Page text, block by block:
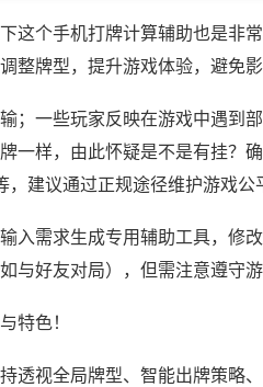
这个手机打牌计算辅助也是非
整牌型，提升游戏体验，避免影
；一些玩家反映在游戏中遇到
一样，由此怀疑是不是有挂？
建议通过正规途径维护游戏公
入需求生成专用辅助工具，修
与好友对局），但需注意遵守
特色！
透视全局牌型、智能出牌策略